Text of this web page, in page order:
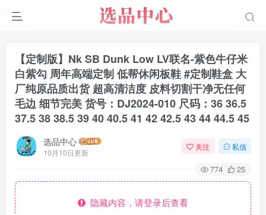
【定制版】Nk SB Dunk Low LV联名-紫色牛仔米
白紫勾 周年高端定制 低帮休闲板鞋 #定制鞋盒 大
厂纯原品质出货 超高清洁度 皮料切割干净无任何
毛边 细节完美 货号：DJ2024-010 尺码：36 36.5
37.5 38 38.5 39 40 40.5 41 42 42.5 43 44 44.5 45
选品中心
10月10日更新
关注 私信
774 25
隐藏内容，请登录后查看